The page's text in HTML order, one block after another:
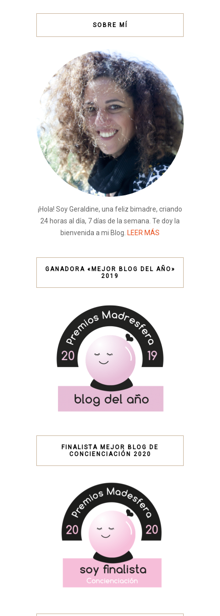
SOBRE MÍ
¡Hola! Soy Geraldine, una feliz bimadre, criando
24 horas al día, 7 días de la semana. Te doy la
bienvenida a mi Blog. LEER MÁS
GANADORA «MEJOR BLOG DEL AÑO»
2019
FINALISTA MEJOR BLOG DE
CONCIENCIACIÓN 2020